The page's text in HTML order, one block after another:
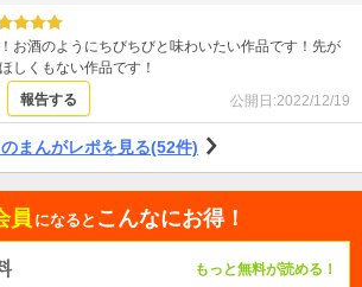
お酒のようにちびちびと味わいたい作品です！先が
しくもない作品です！
報告する 公開日:2022/12/19
まんがレポを見る(52件)
員 になると こんなにお得！
もっと無料が読める！